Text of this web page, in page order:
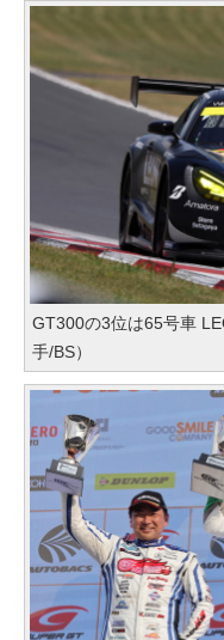
GT300の3位は65号車
手/BS）